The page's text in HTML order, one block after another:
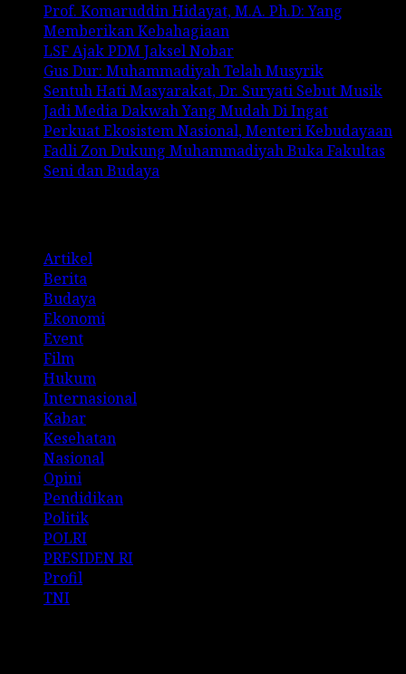
Prof. Komaruddin Hidayat, M.A. Ph.D: Yang
Memberikan Kebahagiaan
LSF Ajak PDM Jaksel Nobar
Gus Dur: Muhammadiyah Telah Musyrik
Sentuh Hati Masyarakat, Dr. Suryati Sebut Musik
Jadi Media Dakwah Yang Mudah Di Ingat
Perkuat Ekosistem Nasional, Menteri Kebudayaan
Fadli Zon Dukung Muhammadiyah Buka Fakultas
Seni dan Budaya
Artikel
Berita
Budaya
Ekonomi
Event
Film
Hukum
Internasional
Kabar
Kesehatan
Nasional
Opini
Pendidikan
Politik
POLRI
PRESIDEN RI
Profil
TNI